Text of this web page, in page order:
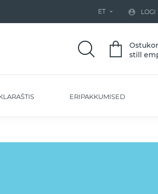
ET   LOGI
still
ERIPAKKUMISED